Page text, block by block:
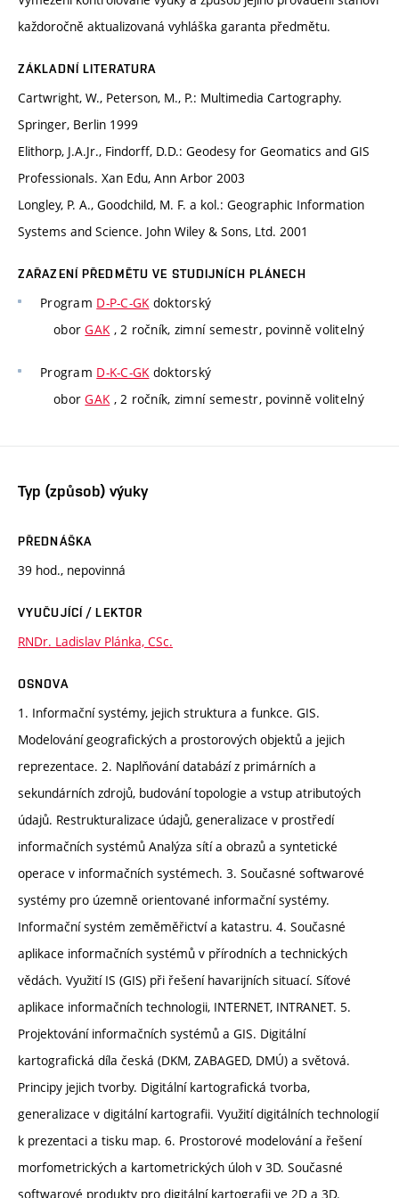
každoročně aktualizovaná vyhláška garanta předmětu.
ZÁKLADNÍ LITERATURA
Cartwright, W., Peterson, M., P.: Multimedia Cartography.
Springer, Berlin 1999
Elithorp, J.A.Jr., Findorff, D.D.: Geodesy for Geomatics and GIS
Professionals. Xan Edu, Ann Arbor 2003
Longley, P. A., Goodchild, M. F. a kol.: Geographic Information
Systems and Science. John Wiley & Sons, Ltd. 2001
ZAŘAZENÍ PŘEDMĚTU VE STUDIJNÍCH PLÁNECH
Program D-P-C-GKdoktorský
oborGAK, 2 ročník, zimní semestr, povinně volitelný
Program D-K-C-GK doktorský
oborGAK , 2 ročník, zimní semestr, povinně volitelný
Typ (způsob) výuky
PŘEDNÁŠKA
39 hod., nepovinná
VYUČUJÍCÍ / LEKTOR
RNDr. Ladislav Plánka, CSc.
OSNOVA
1. Informační systémy, jejich struktura a funkce. GIS.
Modelování geografických a prostorových objektů a jejich
reprezentace. 2. Naplňování databází z primárních a
sekundárních zdrojů, budování topologie a vstup atributoých
údajů. Restrukturalizace údajů, generalizace v prostředí
informačních systémů Analýza sítí a obrazů a syntetické
operace v informačních systémech. 3. Současné softwarové
systémy pro územně orientované informační systémy.
Informační systém zeměměřictví a katastru. 4. Současné
aplikace informačních systémů v přírodních a technických
vědách. Využití IS (GIS) při řešení havarijních situací. Síťové
aplikace informačních technologii, INTERNET, INTRANET. 5.
Projektování informačních systémů a GIS. Digitální
kartografická díla česká (DKM, ZABAGED, DMÚ) a světová.
Principy jejich tvorby. Digitální kartografická tvorba,
generalizace v digitální kartografii. Využití digitálních technologií
k prezentaci a tisku map. 6. Prostorové modelování a řešení
morfometrických a kartometrických úloh v 3D. Současné
softwarové produkty pro digitální kartografii ve 2D a 3D.